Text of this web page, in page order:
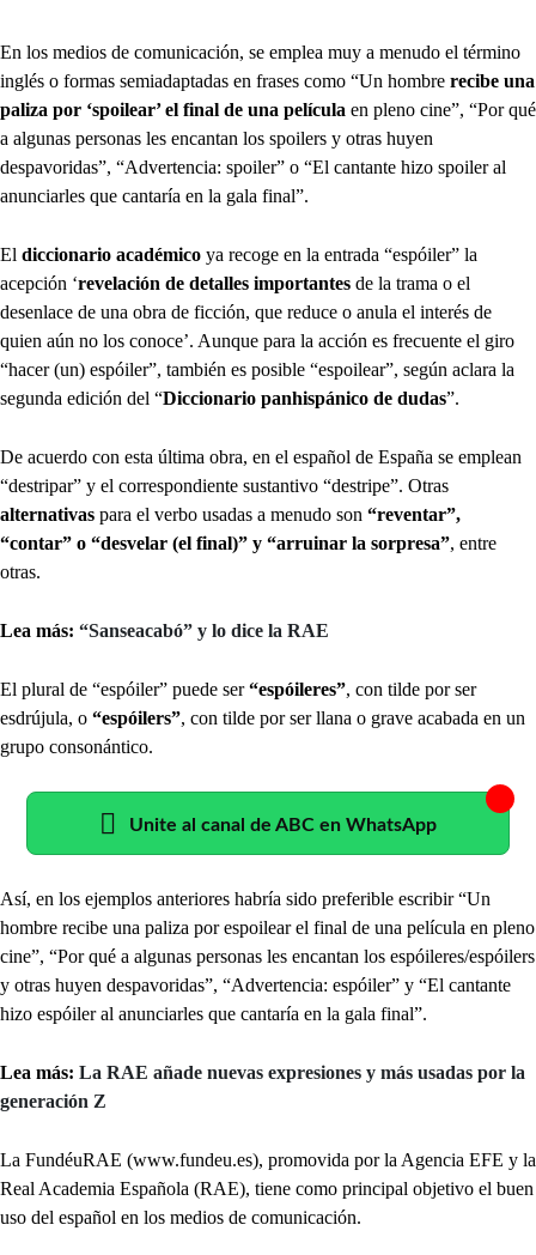
En los medios de comunicación, se emplea muy a menudo el término
inglés o formas semiadaptadas en frases como “Un hombre recibe una
paliza por ‘spoilear’ el final de una película en pleno cine”, “Por qué
a algunas personas les encantan los spoilers y otras huyen
despavoridas”, “Advertencia: spoiler” o “El cantante hizo spoiler al
anunciarles que cantaría en la gala final”.
El diccionario académico ya recoge en la entrada “espóiler” la
acepción ‘revelación de detalles importantes de la trama o el
desenlace de una obra de ficción, que reduce o anula el interés de
quien aún no los conoce’. Aunque para la acción es frecuente el giro
“hacer (un) espóiler”, también es posible “espoilear”, según aclara la
segunda edición del “Diccionario panhispánico de dudas”.
De acuerdo con esta última obra, en el español de España se emplean
“destripar” y el correspondiente sustantivo “destripe”. Otras
alternativas para el verbo usadas a menudo son “reventar”,
“contar” o “desvelar (el final)” y “arruinar la sorpresa”, entre
otras.
Lea más: “Sanseacabó” y lo dice la RAE
El plural de “espóiler” puede ser“espóileres”, con tilde por ser
esdrújula, o “espóilers”, con tilde por ser llana o grave acabada en un
grupo consonántico.
Unite al canal de ABC en WhatsApp
Así, en los ejemplos anteriores habría sido preferible escribir “Un
hombre recibe una paliza por espoilear el final de una película en pleno
cine”, “Por qué a algunas personas les encantan los espóileres/espóilers
y otras huyen despavoridas”, “Advertencia: espóiler” y “El cantante
hizo espóiler al anunciarles que cantaría en la gala final”.
Lea más: La RAE añade nuevas expresiones y más usadas por la
generación Z
La FundéuRAE (www.fundeu.es), promovida por la Agencia EFE y la
Real Academia Española (RAE), tiene como principal objetivo el buen
uso del español en los medios de comunicación.